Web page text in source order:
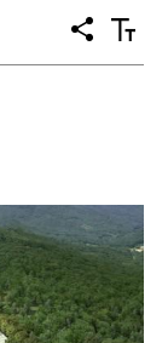
공
유
텍
스